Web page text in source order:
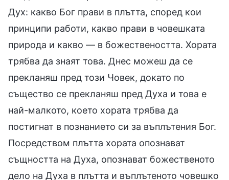
Дух: какво Бог прави в плътта, според кои
принципи работи, какво прави в човешката
природа и какво — в божествеността. Хората
трябва да знаят това. Днес можеш да се
прекланяш пред този Човек, докато по
същество се прекланяш пред Духа и това е
най-малкото, което хората трябва да
постигнат в познанието си за въплътения Бог.
Посредством плътта хората опознават
същността на Духа, опознават божественото
дело на Духа в плътта и въплътеното човешко